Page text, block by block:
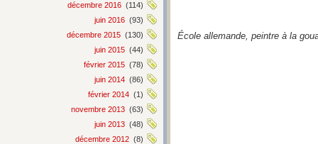
décembre 2016 (114)
juin 2016 (93)
décembre 2015 (130)
juin 2015 (44)
février 2015 (78)
juin 2014 (86)
février 2014 (1)
novembre 2013 (63)
juin 2013 (48)
décembre 2012 (8)
École allemande, peintre à la